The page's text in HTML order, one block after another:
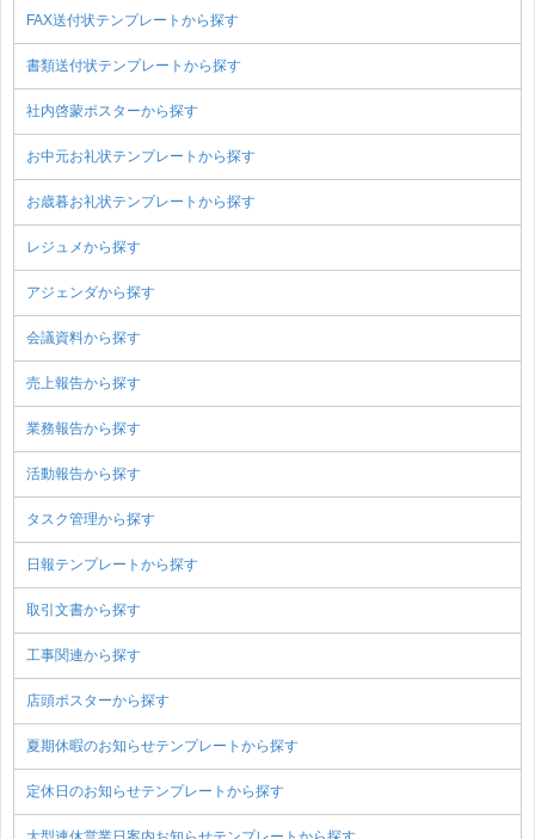
FAX送付状テンプレートから探す
書類送付状テンプレートから探す
社内啓蒙ポスターから探す
お中元お礼状テンプレートから探す
お歳暮お礼状テンプレートから探す
レジュメから探す
アジェンダから探す
会議資料から探す
売上報告から探す
業務報告から探す
活動報告から探す
タスク管理から探す
日報テンプレートから探す
取引文書から探す
工事関連から探す
店頭ポスターから探す
夏期休暇のお知らせテンプレートから探す
定休日のお知らせテンプレートから探す